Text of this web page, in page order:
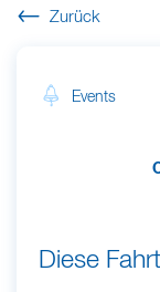
Zurück
Events
Diese Fahrt